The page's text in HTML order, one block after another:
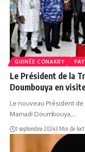
GUINÉE CONAKRY
Le Président de la
Doumbouya en
Le nouveau Président
Mamadi Doumbouya,…
1 septembre 20243 Min de